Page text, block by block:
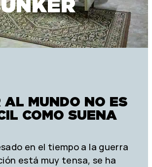
AL MUNDO NO ES
COMO SUENA
en el tiempo a la guerra
está muy tensa, se ha